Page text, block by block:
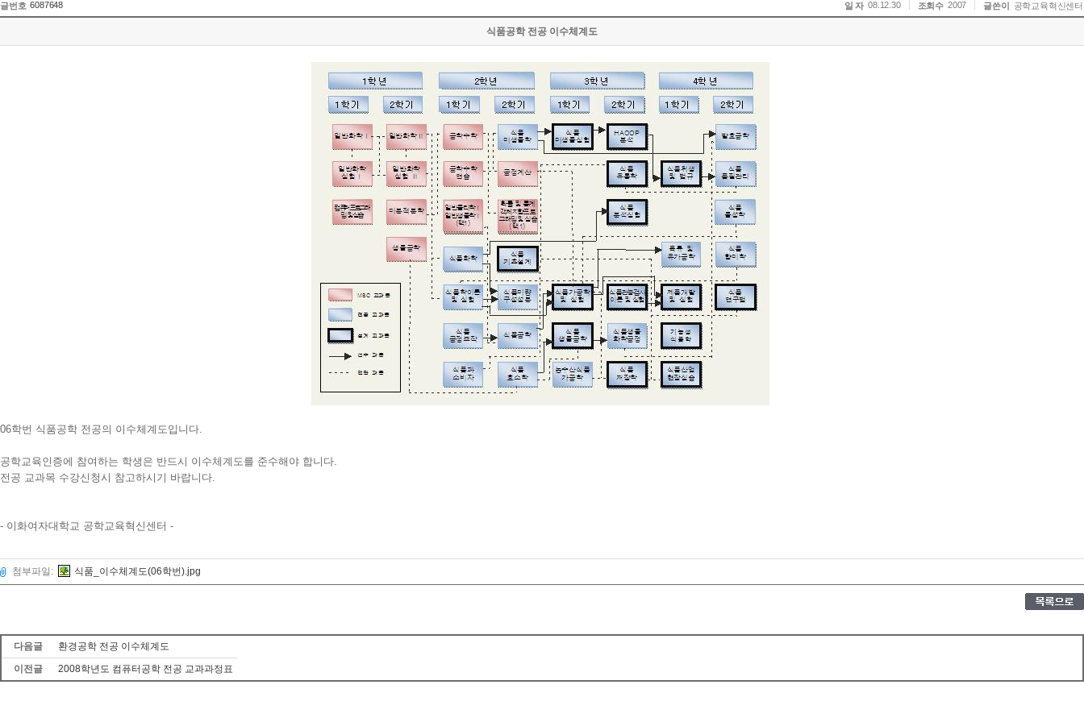
글번호 6087648 일 자 08.12.30 조회수 2007 글쓴이 공학교육혁신센터
식품공학 전공 이수체계도
06학번 식품공학 전공의 이수체계도입니다.
공학교육인증에 참여하는 학생은 반드시 이수체계도를 준수해야 합니다.
전공 교과목 수강신청시 참고하시기 바랍니다.
- 이화여자대학교 공학교육혁신센터 -
첨부파일: 식품_이수체계도(06학번).jpg
다음글
환경공학 전공 이수체계도
이전글
2008학년도 컴퓨터공학 전공 교과과정표